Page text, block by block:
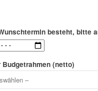
besteht, bitte
Budgetrahmen (netto)